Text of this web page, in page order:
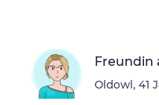
Freundin
Oldowl, 41